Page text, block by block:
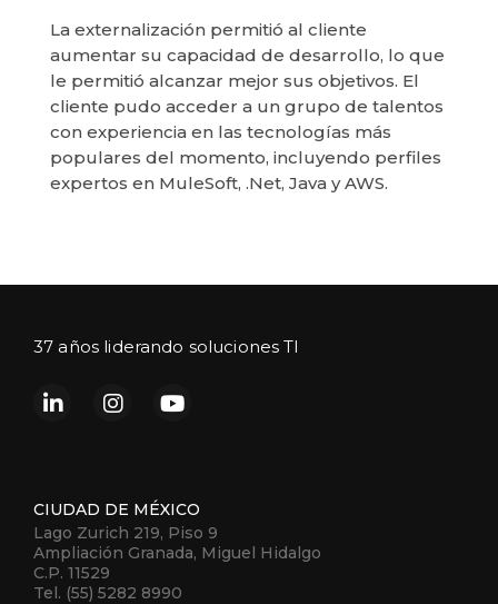
La externalización permitió al cliente
aumentar su capacidad de desarrollo, lo que
le permitió alcanzar mejor sus objetivos. El
cliente pudo acceder a un grupo de talentos
con experiencia en las tecnologías más
populares del momento, incluyendo perfiles
expertos en MuleSoft, .Net, Java y AWS.
37 años liderando soluciones TI
CIUDAD DE MÉXICO
Lago Zurich 219, Piso 9
Ampliación Granada, Miguel Hidalgo
C.P. 11529
Tel. (55) 5282 8990